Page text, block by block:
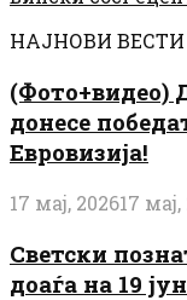
НАЈНОВИ ВЕСТИ
(Фото+видео)
донесе
Евровизија!
17 мај, 202617
Светски
доаѓа на 19